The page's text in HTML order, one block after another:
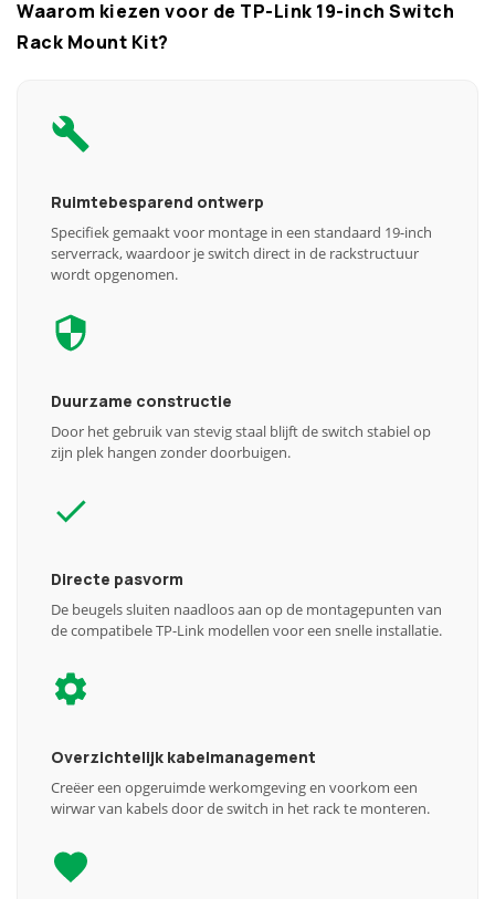
Waarom kiezen voor de TP-Link 19-inch Switch
Rack Mount Kit?
Ruimtebesparend ontwerp
Specifiek gemaakt voor montage in een standaard 19-inch
serverrack, waardoor je switch direct in de rackstructuur
wordt opgenomen.
Duurzame constructie
Door het gebruik van stevig staal blijft de switch stabiel op
zijn plek hangen zonder doorbuigen.
Directe pasvorm
De beugels sluiten naadloos aan op de montagepunten van
de compatibele TP-Link modellen voor een snelle installatie.
Overzichtelijk kabelmanagement
Creëer een opgeruimde werkomgeving en voorkom een
wirwar van kabels door de switch in het rack te monteren.